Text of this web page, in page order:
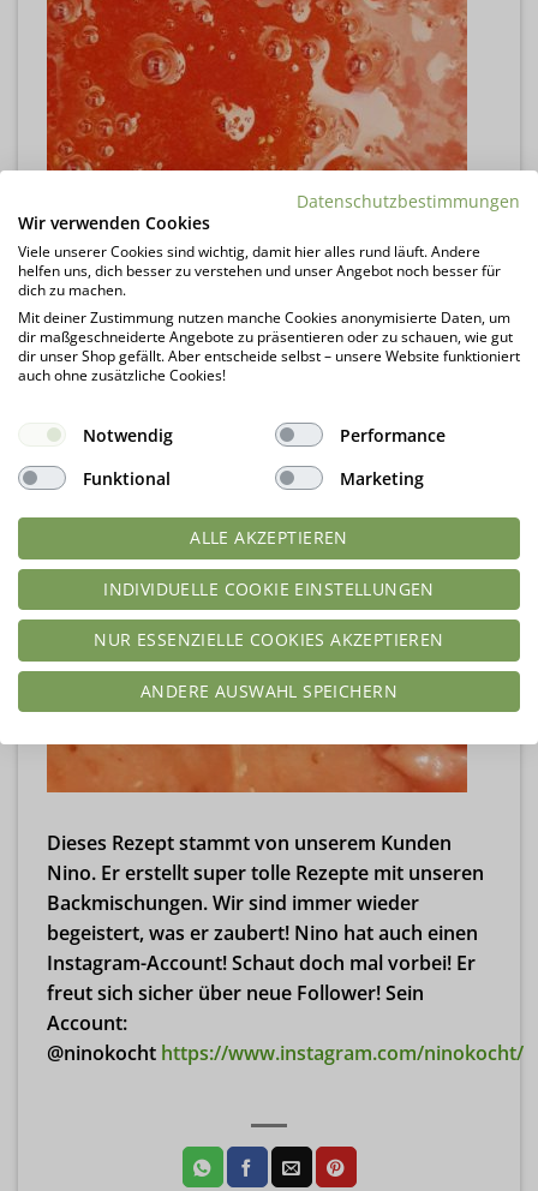
Dieses Rezept stammt von unserem Kunden
Nino. Er erstellt super tolle Rezepte mit unseren
Backmischungen. Wir sind immer wieder
begeistert, was er zaubert! Nino hat auch einen
Instagram-Account! Schaut doch mal vorbei! Er
freut sich sicher über neue Follower! Sein
Account:
@ninokocht https://www.instagram.com/ninokocht/
Datenschutzbestimmungen
Wir verwenden Cookies
Viele unserer Cookies sind wichtig, damit hier alles rund läuft. Andere
helfen uns, dich besser zu verstehen und unser Angebot noch besser für
dich zu machen.
Mit deiner Zustimmung nutzen manche Cookies anonymisierte Daten, um
dir maßgeschneiderte Angebote zu präsentieren oder zu schauen, wie gut
dir unser Shop gefällt. Aber entscheide selbst – unsere Website funktioniert
auch ohne zusätzliche Cookies!
Notwendig
Performance
Funktional
Marketing
ALLE AKZEPTIEREN
INDIVIDUELLE COOKIE EINSTELLUNGEN
NUR ESSENZIELLE COOKIES AKZEPTIEREN
ANDERE AUSWAHL SPEICHERN